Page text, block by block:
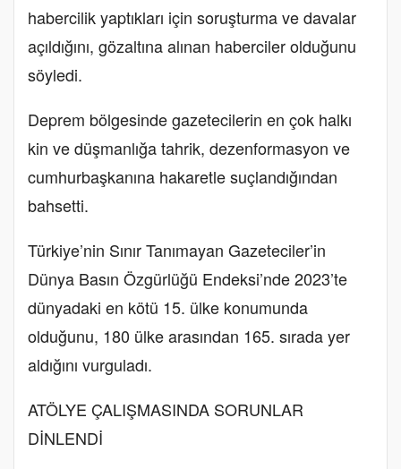
habercilik yaptıkları için soruşturma ve davalar
açıldığını, gözaltına alınan haberciler olduğunu
söyledi.
Deprem bölgesinde gazetecilerin en çok halkı
kin ve düşmanlığa tahrik, dezenformasyon ve
cumhurbaşkanına hakaretle suçlandığından
bahsetti.
Türkiye’nin Sınır Tanımayan Gazeteciler’in
Dünya Basın Özgürlüğü Endeksi’nde 2023’te
dünyadaki en kötü 15. ülke konumunda
olduğunu, 180 ülke arasından 165. sırada yer
aldığını vurguladı.
ATÖLYE ÇALIŞMASINDA SORUNLAR
DİNLENDİ